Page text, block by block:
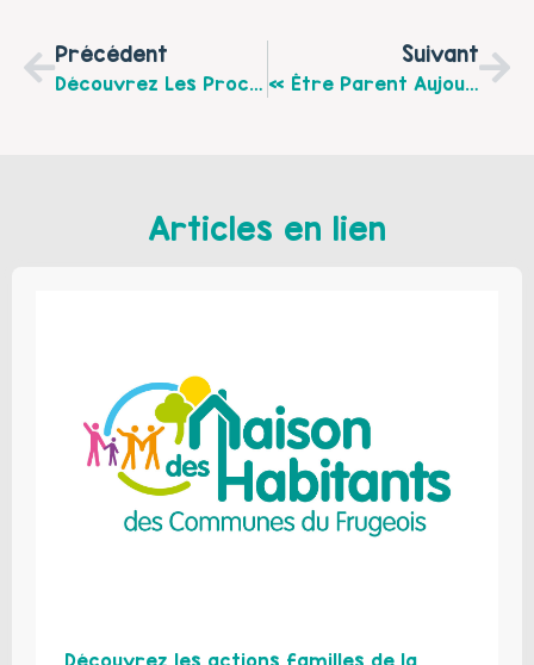
Précédent
Découvrez Les Prochaines Rencontres Entre Parents Au Centre Social Le Grand H À Hesdin-La-Forêt Pour Le Mois De Juin
Suivant
« Être Parent Aujourd’hui : On En Parle ? », Rendez-Vous Samedi 13 Juin, De 10h À 11h30 Au Centre Social D’Étaples
Articles en lien
Découvrez les actions familles de la